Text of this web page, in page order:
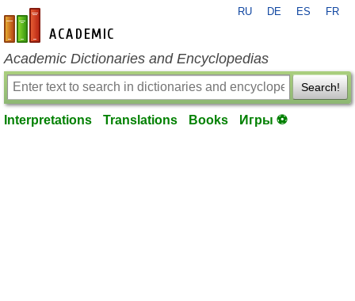
en-academic.com
RU DE ES FR
Academic Dictionaries and Encyclopedias
Search!
Interpretations Translations Books Игры ⚽